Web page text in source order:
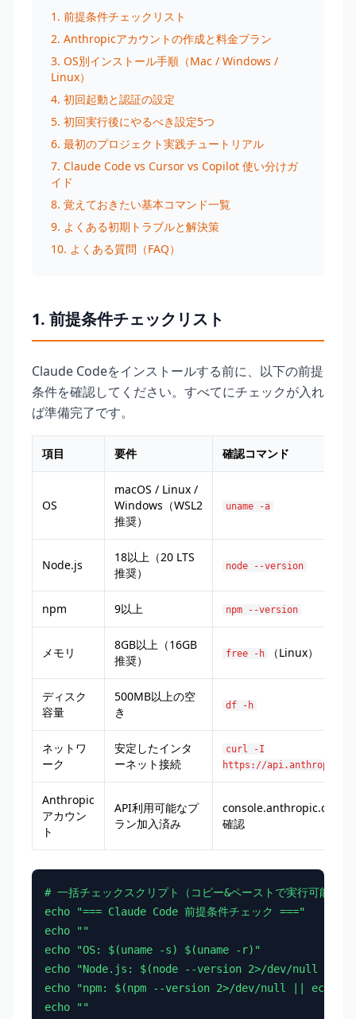
1. 前提条件チェックリスト
2. Anthropicアカウントの作成と料金プラン
3. OS別インストール手順（Mac / Windows /
Linux）
4. 初回起動と認証の設定
5. 初回実行後にやるべき設定5つ
6. 最初のプロジェクト実践チュートリアル
7. Claude Code vs Cursor vs Copilot 使い分けガ
イド
8. 覚えておきたい基本コマンド一覧
9. よくある初期トラブルと解決策
10. よくある質問（FAQ）
1. 前提条件チェックリスト
Claude Codeをインストールする前に、以下の前提
条件を確認してください。すべてにチェックが入れ
ば準備完了です。
項目 要件 確認コマンド
OS
macOS / Linux /
Windows（WSL2
推奨）
uname -a
Node.js
18以上（20 LTS
推奨）
node --version
npm 9以上 npm --version
メモリ
8GB以上（16GB
推奨）
free -h （Linux）
ディスク
容量
500MB以上の空
き
df -h
ネットワ
ーク
安定したインタ
ーネット接続
curl -I
https://
Anthropic
アカウン
ト
API利用可能なプ
ラン加入済み
console.anthropic.com
確認
# 一括チェックスクリプト（コピー&ペーストで実行可能）
echo "=== Claude Code 前提条件チェック ==="
echo ""
echo "OS: $(uname -s) $(uname -r)"
echo "Node.js: $(node --version 2>/dev/null ||
echo "npm: $(npm --version 2>/dev/null || echo '未
echo ""